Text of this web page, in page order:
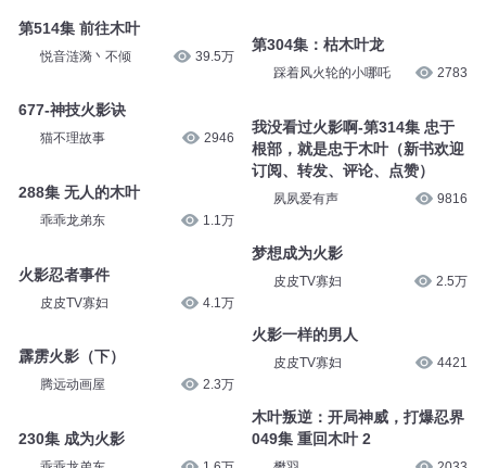
第514集 前往木叶
悦音涟漪丶不倾 39.5万
677-神技火影诀
猫不理故事 2946
288集 无人的木叶
乖乖龙弟东 1.1万
火影忍者事件
皮皮TV寡妇 4.1万
霹雳火影（下）
腾远动画屋 2.3万
230集 成为火影
第304集：枯木叶龙
踩着风火轮的小哪吒 2783
我没看过火影啊-第314集 忠于
根部，就是忠于木叶（新书欢迎
订阅、转发、评论、点赞）
夙夙爱有声 9816
梦想成为火影
皮皮TV寡妇 2.5万
火影一样的男人
皮皮TV寡妇 4421
木叶叛逆：开局神威，打爆忍界
049集 重回木叶 2